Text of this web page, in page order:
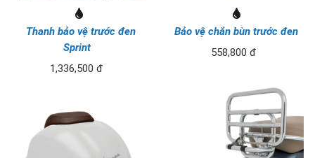
Thanh bảo vệ trước đen
Sprint
1,336,500 đ
Bảo vệ chắn bùn trước đen
558,800 đ